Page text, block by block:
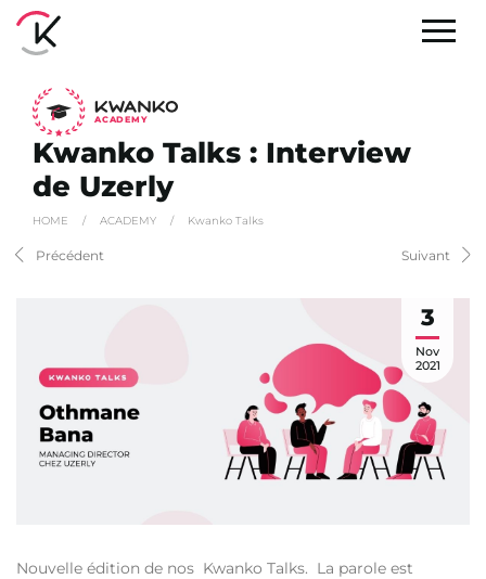
ACADEMY
Kwanko Talks : Interview
de Uzerly
HOME / ACADEMY / Kwanko Talks
Précédent Suivant
3
Nov
2021
Nouvelle édition de nos Kwanko Talks. La parole est